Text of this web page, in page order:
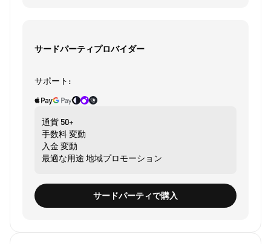
サードパーティプロバイダー
サポート:
通貨 50+
手数料変動
入金 変動
最適な用途 地域プロモーション
サードパーティで購入